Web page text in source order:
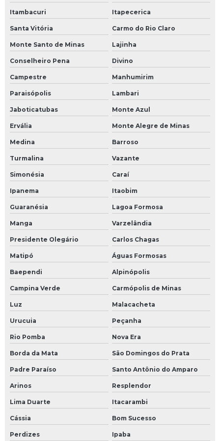
Itambacuri Itapecerica
Santa Vitória Carmo do Rio Claro
Monte Santo de Minas Lajinha
Conselheiro Pena Divino
Campestre Manhumirim
Paraisópolis Lambari
Jaboticatubas Monte Azul
Ervália Monte Alegre de Minas
Medina Barroso
Turmalina Vazante
Simonésia Caraí
Ipanema Itaobim
Guaranésia Lagoa Formosa
Manga Varzelândia
Presidente Olegário Carlos Chagas
Matipó Águas Formosas
Baependi Alpinópolis
Campina Verde Carmópolis de Minas
Luz Malacacheta
Urucuia Peçanha
Rio Pomba Nova Era
Borda da Mata São Domingos do Prata
Padre Paraíso Santo Antônio do Amparo
Arinos Resplendor
Lima Duarte Itacarambi
Cássia Bom Sucesso
Perdizes Ipaba